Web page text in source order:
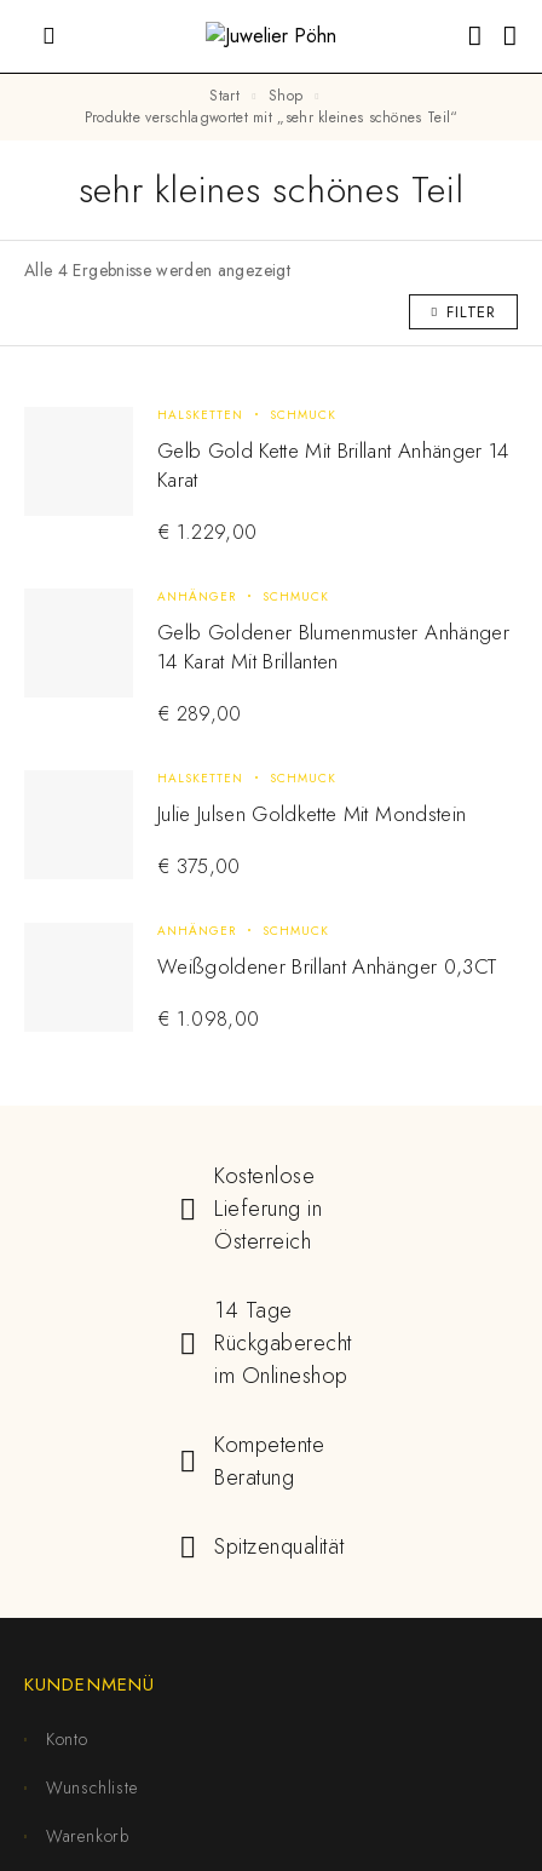
Start
Shop
Produkte verschlagwortet mit „sehr kleines schönes Teil“
sehr kleines schönes Teil
Alle 4 Ergebnisse werden angezeigt
FILTER
HALSKETTEN SCHMUCK
Gelb Gold Kette Mit Brillant Anhänger 14
Karat
€ 1.229,00
ANHÄNGER SCHMUCK
Gelb Goldener Blumenmuster Anhänger
14 Karat Mit Brillanten
€ 289,00
HALSKETTEN SCHMUCK
Julie Julsen Goldkette Mit Mondstein
€ 375,00
ANHÄNGER SCHMUCK
Weißgoldener Brillant Anhänger 0,3CT
€ 1.098,00
Kostenlose
Lieferung in
Österreich
14 Tage
Rückgaberecht
im Onlineshop
Kompetente
Beratung
Spitzenqualität
KUNDENMENÜ
Konto
Wunschliste
Warenkorb